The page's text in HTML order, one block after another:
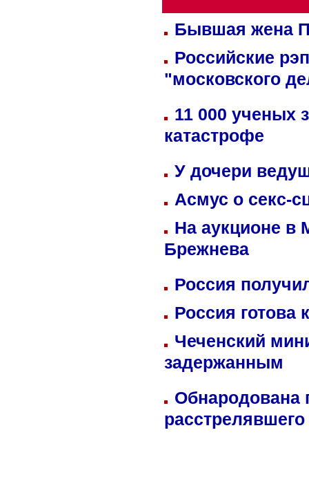
Бывшая жена
Российские
"московского
11 000 ученых
катастрофе
У дочери
Асмус о секс-
На аукционе в
Брежнева
Россия
Россия готова
Чеченский
задержанным
Обнародована